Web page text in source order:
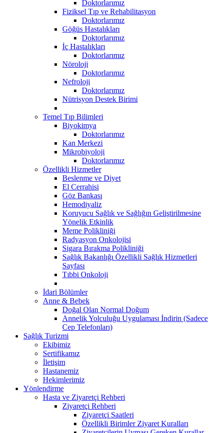
Doktorlarımız
Fiziksel Tıp ve Rehabilitasyon
Doktorlarımız
Göğüs Hastalıkları
Doktorlarımız
İç Hastalıkları
Doktorlarımız
Nöroloji
Doktorlarımız
Nefroloji
Doktorlarımız
Nütrisyon Destek Birimi
Temel Tıp Bilimleri
Biyokimya
Doktorlarımız
Kan Merkezi
Mikrobiyoloji
Doktorlarımız
Özellikli Hizmetler
Beslenme ve Diyet
El Cerrahisi
Göz Bankası
Hemodiyaliz
Koruyucu Sağlık ve Sağlığın Geliştirilmesine
Yönelik Etkinlik
Meme Polikliniği
Radyasyon Onkolojisi
Sigara Bırakma Polikliniği
Sağlık Bakanlığı Özellikli Sağlık Hizmetleri
Sayfası
Tıbbi Onkoloji
İdari Bölümler
Anne & Bebek
Doğal Olan Normal Doğum
Annelik Yolculuğu Uygulaması İndirin (Sadece
Cep Telefonları)
Sağlık Turizmi
Ekibimiz
Sertifikamız
İletişim
Hastanemiz
Hekimlerimiz
Yönlendirme
Hasta ve Ziyaretçi Rehberi
Ziyaretçi Rehberi
Ziyaretçi Saatleri
Özellikli Birimler Ziyaret Kuralları